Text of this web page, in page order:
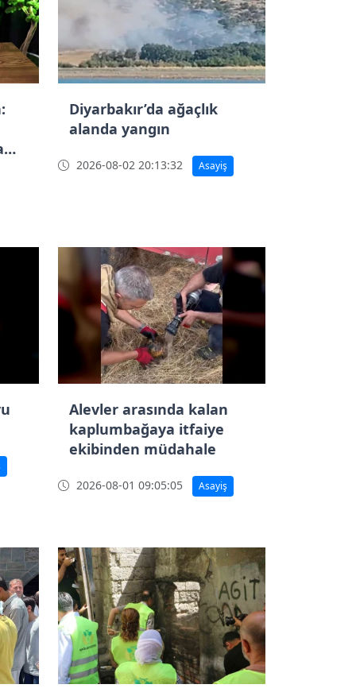
Diyarbakır’da ağaçlık
alanda yangın
2026-08-02 20:13:32 Asayiş
Alevler arasında kalan
kaplumbağaya itfaiye
ekibinden müdahale
2026-08-01 09:05:05 Asayiş